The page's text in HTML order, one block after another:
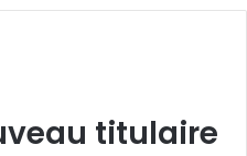
titulaire